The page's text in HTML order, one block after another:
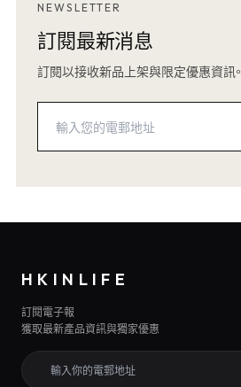
NEWSLETTER
訂閱最新消息
訂閱以接收新品上架與限定優惠資訊。
HKINLIFE
訂閱電子報
獲取最新產品資訊與獨家優惠